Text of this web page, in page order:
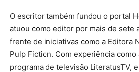
O escritor também fundou o portal
atuou como editor por mais de sete
frente de iniciativas como a Editora
Pulp Fiction. Com experiência como
programa de televisão LiteratusTV,